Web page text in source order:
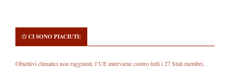
CI SONO PIACIUTI:
Obiettivi climatici non raggiunti: l’UE interviene contro tutti i 27 Stati membri.